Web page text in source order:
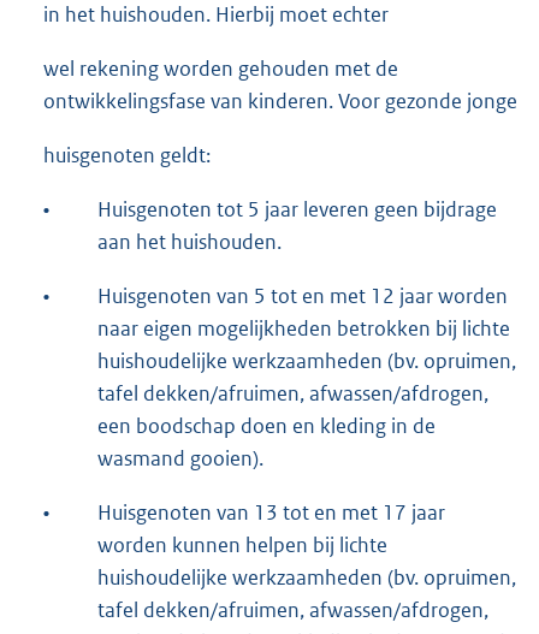
in het huishouden. Hierbij moet echter
wel rekening worden gehouden met de
ontwikkelingsfase van kinderen. Voor gezonde jonge
huisgenoten geldt:
•
Huisgenoten tot 5 jaar leveren geen bijdrage
aan het huishouden.
•
Huisgenoten van 5 tot en met 12 jaar worden
naar eigen mogelijkheden betrokken bij lichte
huishoudelijke werkzaamheden (bv. opruimen,
tafel dekken/afruimen, afwassen/afdrogen,
een boodschap doen en kleding in de
wasmand gooien).
•
Huisgenoten van 13 tot en met 17 jaar
worden kunnen helpen bij lichte
huishoudelijke werkzaamheden (bv. opruimen,
tafel dekken/afruimen, afwassen/afdrogen,